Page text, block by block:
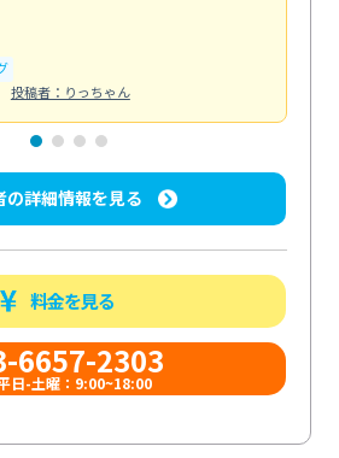
投稿者：りっちゃん
の詳細情報を見る
料金を見る
6657-2303
日-土曜：9:00~18:00